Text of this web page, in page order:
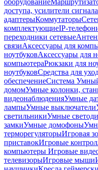
оборудование
доступа, усилители сигнала
адаптерыКоммутаторы
комплектующиеIP-
переходники сетевые
связиАксессуары для
ноутбуковАксессуары для
компьютераРюкзаки для
ноутбуковСредства для
обеспечениеСистема
домомУмные колонки,
видеонаблюденияУмные
лампыУмные выключатели
светильникиУмные
замкиУмные домофоны
терморегуляторыИгровая
приставокИгровые
компьютеры Игровые
телевизорыИгровые мыши